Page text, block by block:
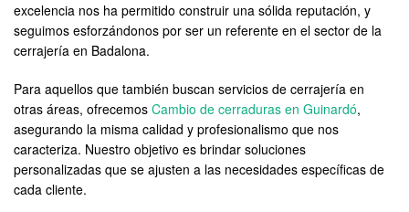
excelencia nos ha permitido construir una sólida reputación, y
seguimos esforzándonos por ser un referente en el sector de la
cerrajería en Badalona.
Para aquellos que también buscan servicios de cerrajería en
otras áreas, ofrecemos Cambio de cerraduras en Guinardó,
asegurando la misma calidad y profesionalismo que nos
caracteriza. Nuestro objetivo es brindar soluciones
personalizadas que se ajusten a las necesidades específicas de
cada cliente.